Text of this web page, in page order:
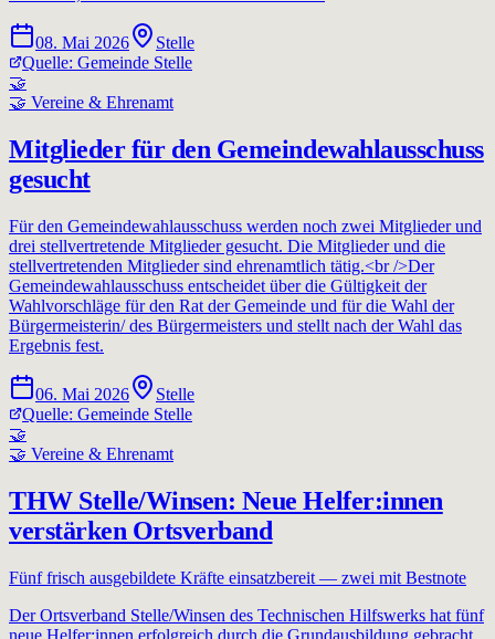
08. Mai 2026
Stelle
Quelle: Gemeinde Stelle
🤝
🤝 Vereine & Ehrenamt
Mitglieder für den Gemeindewahlausschuss
gesucht
Für den Gemeindewahlausschuss werden noch zwei Mitglieder und
drei stellvertretende Mitglieder gesucht. Die Mitglieder und die
stellvertretenden Mitglieder sind ehrenamtlich tätig.<br />Der
Gemeindewahlausschuss entscheidet über die Gültigkeit der
Wahlvorschläge für den Rat der Gemeinde und für die Wahl der
Bürgermeisterin/ des Bürgermeisters und stellt nach der Wahl das
Ergebnis fest.
06. Mai 2026
Stelle
Quelle: Gemeinde Stelle
🤝
🤝 Vereine & Ehrenamt
THW Stelle/Winsen: Neue Helfer:innen
verstärken Ortsverband
Fünf frisch ausgebildete Kräfte einsatzbereit — zwei mit Bestnote
Der Ortsverband Stelle/Winsen des Technischen Hilfswerks hat fünf
neue Helfer:innen erfolgreich durch die Grundausbildung gebracht.